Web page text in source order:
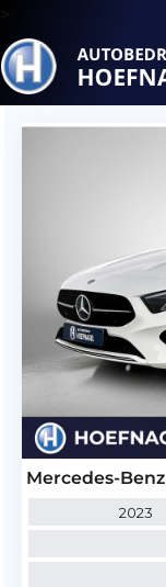
>
Mercedes-Benz
2023